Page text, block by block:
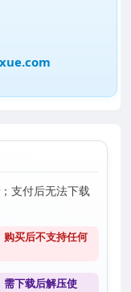
；支付后无法下载
购买后不支持任何
需下载后解压使